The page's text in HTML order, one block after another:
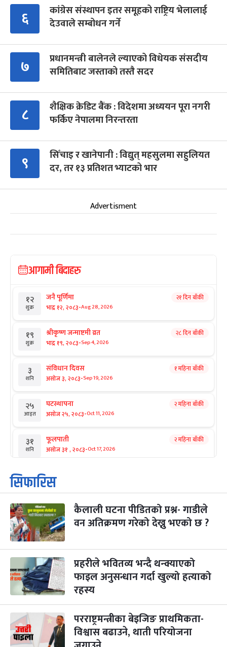
६
कांग्रेस संस्थापन इतर समूहको राष्ट्रिय भेलालाई
देउवाले सम्बोधन गर्ने
७
प्रधानमन्त्री बालेनले ल्याएको विधेयक संसदीय
समितिबाट जस्ताको तस्तै सदर
८
शैक्षिक क्रेडिट बैंक : विदेशमा अध्ययन पूरा नगरी
फर्किए नेपालमा निरन्तरता
९
सिँचाइ र खानेपानी : विद्युत् महसुलमा सहुलियत
दर, तर १३ प्रतिशत भ्याटको भार
Advertisment
आगामी बिदाहरु
१२
शुक्र
जनै पूर्णिमा
भाद्र १२, २०८३-Aug 28, 2026
२१ दिन बाँकी
१९
शुक्र
श्रीकृष्ण जन्माष्टमी व्रत
भाद्र १९, २०८३-Sep 4, 2026
२८ दिन बाँकी
३
शनि
संविधान दिवस
असोज ३, २०८३-Sep 19, 2026
१ महिना बाँकी
२५
आइत
घटस्थापना
असोज २५, २०८३-Oct 11, 2026
२ महिना बाँकी
३१
शनि
फूलपाती
असोज ३१ , २०८३-Oct 17, 2026
२ महिना बाँकी
१
आइत
कार्तिक सङ्क्रान्ति
कार्तिक १, २०८३
३
मंगल
महानवमी
कार्तिक ३, २०८३- Oct 20, 2026
२ महिना बाँकी
४
बुध कार्तिक ४, २०८३ Oct 21, 2026
५
बिहि
पापा‌ङ्कुशा एकादशी व्रत
कार्तिक ५, २०८३-Oct 22, 2026
२ महिना बाँकी
२२
आइत
कुकुर तिहार
कार्तिक २२, २०८३-Nov 8, 2026
३ महिना बाँकी
सिफारिस
कैलाली घटना पीडितको प्रश्न- गाडीले
वन अतिक्रमण गरेको देख्नु भएको छ ?
प्रहरीले भवितव्य भन्दै थन्क्याएको
फाइल अनुसन्धान गर्दा खुल्यो हत्याको
रहस्य
परराष्ट्रमन्त्रीका बेइजिङ प्राथमिकता-
विश्वास बढाउने, थाती परियोजना